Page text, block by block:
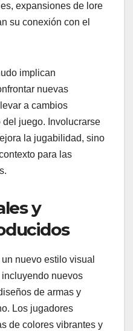
expansiones de lore
su conexión con el
implican
nuevas
a cambios
juego. Involucrarse
la jugabilidad, sino
para las
y
nuevo estilo visual
nuevos
de armas y
Los jugadores
de colores vibrantes y